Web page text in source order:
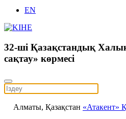
EN
32-ші Қазақстандық
сақтау» көрмесі
Алматы, Қазақстан «Атакент»